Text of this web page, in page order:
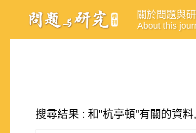
關於問題與
About this
搜尋結果 : 和"杭亭頓"有關的資